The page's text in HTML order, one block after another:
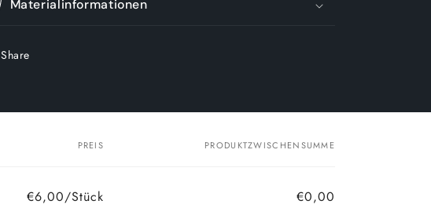
Materialinformationen
Share
PREIS PRODUKTZWISCHENSUMME
€6,00/Stück
€0,00